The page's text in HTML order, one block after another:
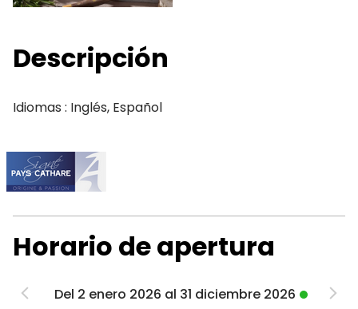
Descripción
Idiomas : Inglés, Español
Horario de apertura
Del 2 enero 2026 al 31 diciembre 2026